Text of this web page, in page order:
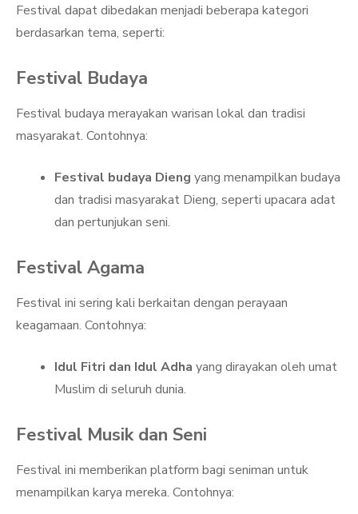
Festival dapat dibedakan menjadi beberapa kategori
berdasarkan tema, seperti:
Festival Budaya
Festival budaya merayakan warisan lokal dan tradisi
masyarakat. Contohnya:
Festival budaya Dieng yang menampilkan budaya
dan tradisi masyarakat Dieng, seperti upacara adat
dan pertunjukan seni.
Festival Agama
Festival ini sering kali berkaitan dengan perayaan
keagamaan. Contohnya:
Idul Fitri dan Idul Adha yang dirayakan oleh umat
Muslim di seluruh dunia.
Festival Musik dan Seni
Festival ini memberikan platform bagi seniman untuk
menampilkan karya mereka. Contohnya: